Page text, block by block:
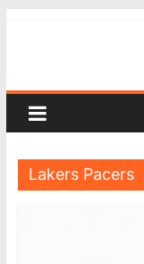
Lakers Pacers